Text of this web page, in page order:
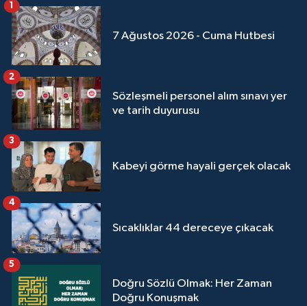
7 Ağustos 2026 - Cuma Hutbesi
1
Sözleşmeli personel alım sınavı yer
ve tarih duyurusu
2
Kabeyi görme hayali gerçek olacak
3
Sıcaklıklar 44 dereceye çıkacak
4
Doğru Sözlü Olmak: Her Zaman
Doğru Konuşmak
5